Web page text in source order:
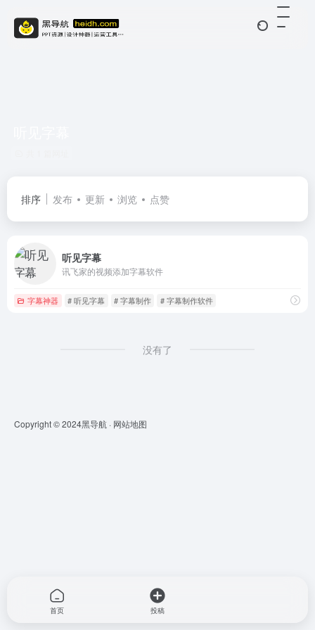
排序 发布 更新 浏览 点赞
听见字幕
讯飞家的视频添加字幕软件
字幕神器 # 听见字幕 # 字幕制作 # 字幕制作软件
没有了
Copyright © 2024黑导航 · 网站地图
首页 投稿